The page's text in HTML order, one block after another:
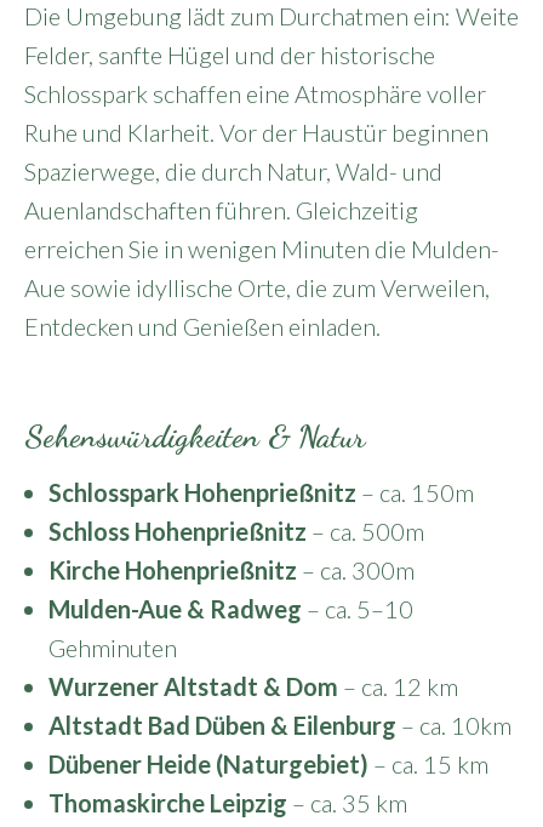
Die Umgebung lädt zum Durchatmen ein: Weite
Felder, sanfte Hügel und der historische
Schlosspark schaffen eine Atmosphäre voller
Ruhe und Klarheit. Vor der Haustür beginnen
Spazierwege, die durch Natur, Wald- und
Auenlandschaften führen. Gleichzeitig
erreichen Sie in wenigen Minuten die Mulden-
Aue sowie idyllische Orte, die zum Verweilen,
Entdecken und Genießen einladen.
Sehenswürdigkeiten & Natur
Schlosspark Hohenprießnitz – ca. 150m
Schloss Hohenprießnitz – ca. 500m
Kirche Hohenprießnitz – ca. 300m
Mulden-Aue & Radweg – ca. 5–10
Gehminuten
Wurzener Altstadt & Dom – ca. 12 km
Altstadt Bad Düben & Eilenburg – ca. 10km
Dübener Heide (Naturgebiet) – ca. 15 km
Thomaskirche Leipzig – ca. 35 km